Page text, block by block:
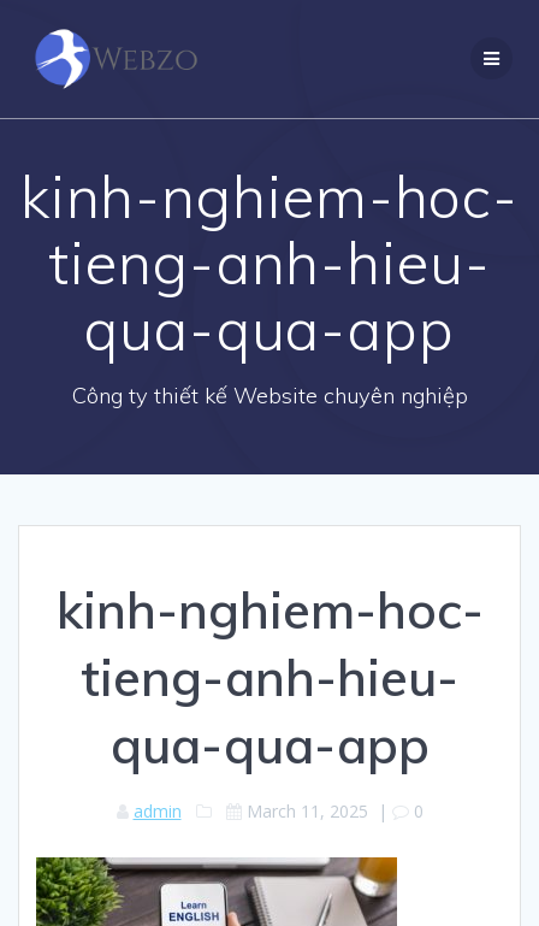
kinh-nghiem-hoc-
tieng-anh-hieu-
qua-qua-app
Công ty thiết kế Website chuyên nghiệp
kinh-nghiem-hoc-
tieng-anh-hieu-
qua-qua-app
admin March 11, 2025 | 0